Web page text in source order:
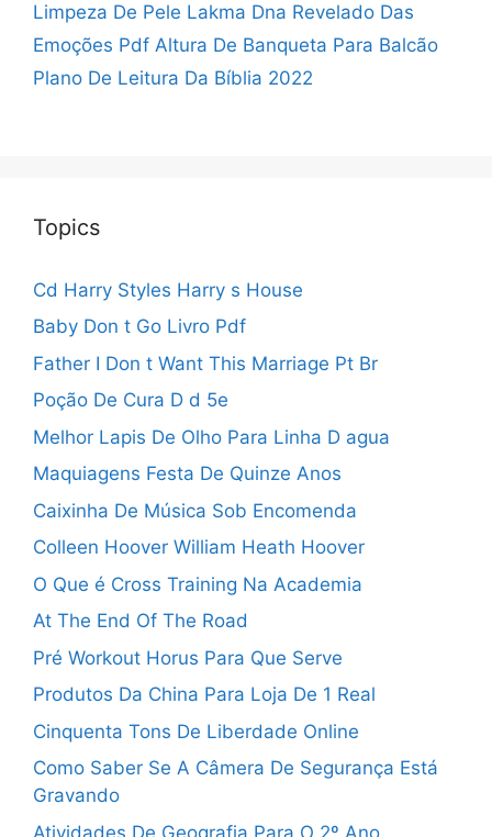
Limpeza De Pele Lakma Dna Revelado Das
Emoções Pdf Altura De Banqueta Para Balcão
Plano De Leitura Da Bíblia 2022
Topics
Cd Harry Styles Harry s House
Baby Don t Go Livro Pdf
Father I Don t Want This Marriage Pt Br
Poção De Cura D d 5e
Melhor Lapis De Olho Para Linha D agua
Maquiagens Festa De Quinze Anos
Caixinha De Música Sob Encomenda
Colleen Hoover William Heath Hoover
O Que é Cross Training Na Academia
At The End Of The Road
Pré Workout Horus Para Que Serve
Produtos Da China Para Loja De 1 Real
Cinquenta Tons De Liberdade Online
Como Saber Se A Câmera De Segurança Está
Gravando
Atividades De Geografia Para O 2º Ano